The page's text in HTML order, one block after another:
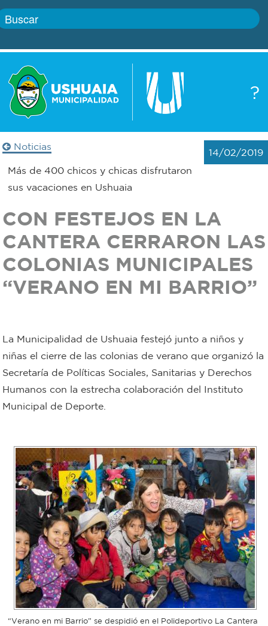
?
Boletín
Defensa
civil
Bromatología
Municipal
bondi
estudiantil
Recorrido
colectivos
Recarga
SUBE
Gobierno
Actualidad
Correo
Noticias
14/02/2019
Más de 400 chicos y chicas disfrutaron
sus vacaciones en Ushuaia
CON FESTEJOS EN LA
CANTERA CERRARON LAS
COLONIAS MUNICIPALES
“VERANO EN MI BARRIO”
La Municipalidad de Ushuaia festejó junto a niños y
niñas el cierre de las colonias de verano que organizó la
Secretaría de Políticas Sociales, Sanitarias y Derechos
Humanos con la estrecha colaboración del Instituto
Municipal de Deporte.
“Verano en mi Barrio” se despidió en el Polideportivo La Cantera